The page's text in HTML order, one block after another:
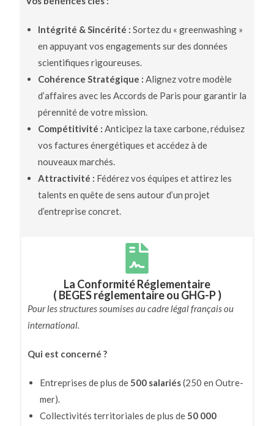
Intégrité & Sincérité : Sortez du « greenwashing »
en appuyant vos engagements sur des données
scientifiques rigoureuses.
Cohérence Stratégique : Alignez votre modèle
d’affaires avec les Accords de Paris pour garantir la
pérennité de votre mission.
Compétitivité : Anticipez la taxe carbone, réduisez
vos factures énergétiques et accédez à de
nouveaux marchés.
Attractivité : Fédérez vos équipes et attirez les
talents en quête de sens autour d’un projet
d’entreprise concret.
La Conformité Réglementaire
( BEGES réglementaire ou GHG-P )
Pour les structures soumises au cadre légal français ou
international.
Qui est concerné ?
Entreprises de plus de500 salariés(250 en Outre-
mer).
Collectivités territoriales de plus de50 000